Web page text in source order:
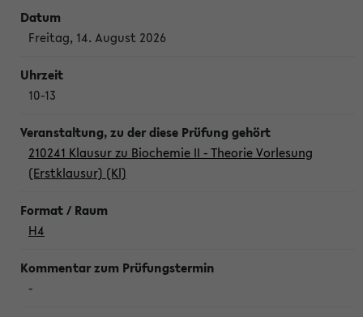
Freitag, 14. August 2026
10-13
210241 Klausur zu Biochemie II - Theorie Vorlesung
(Erstklausur) (Kl)
H4
-